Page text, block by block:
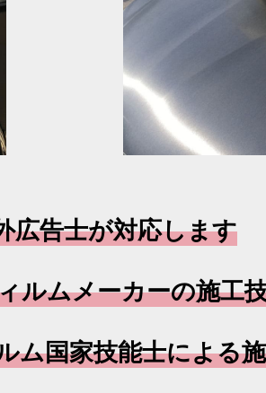
広告士が対応します
ルムメーカーの施工
ム国家技能士による